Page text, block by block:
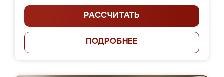
РАССЧИТАТЬ
ПОДРОБНЕЕ